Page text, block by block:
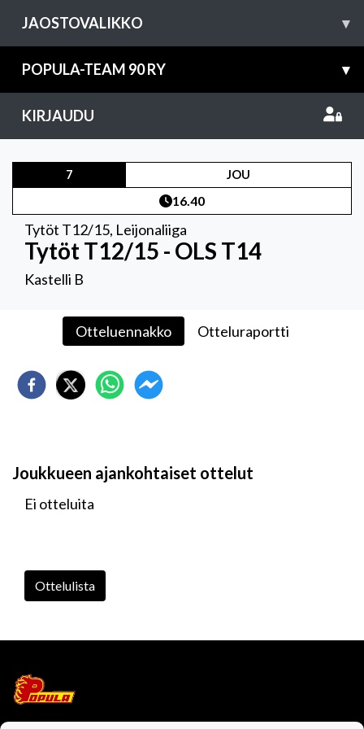
JAOSTOVALIKKO ▾
POPULA-TEAM 90 RY ▾
KIRJAUDU
7 JOU
16.40
Tytöt T12/15, Leijonaliiga
Tytöt T12/15 - OLS T14
Kastelli B
Otteluennakko Otteluraportti
Joukkueen ajankohtaiset ottelut
Ei otteluita
Ottelulista